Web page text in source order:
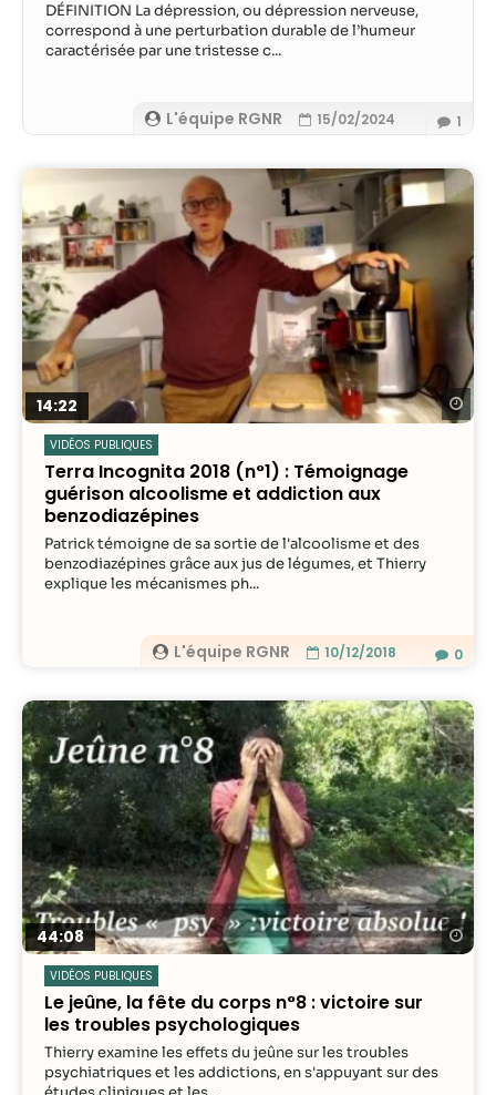
L'équipe RGNR 15/02/2024
DÉFINITION La dépression, ou dépression nerveuse,
correspond à une perturbation durable de l’humeur
caractérisée par une tristesse c...
1
14:22
VIDÉOS PUBLIQUES
Terra Incognita 2018 (n°1) : Témoignage
guérison alcoolisme et addiction aux
benzodiazépines
L'équipe RGNR 10/12/2018
Patrick témoigne de sa sortie de l'alcoolisme et des
benzodiazépines grâce aux jus de légumes, et Thierry
explique les mécanismes ph...
0
44:08
VIDÉOS PUBLIQUES
Le jeûne, la fête du corps n°8 : victoire sur
les troubles psychologiques
Thierry examine les effets du jeûne sur les troubles
psychiatriques et les addictions, en s'appuyant sur des